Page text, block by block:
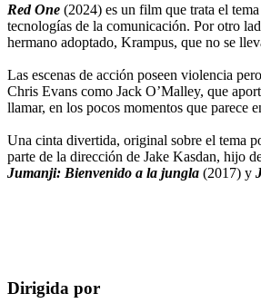
Red One (2024) es un film que trata el
tecnologías de la comunicación. Por otro
hermano adoptado, Krampus, que no se
Las escenas de acción poseen violencia
Chris Evans como Jack O’Malley, que
llamar, en los pocos momentos que parece
Una cinta divertida, original sobre el tema
parte de la dirección de Jake Kasdan, hijo
Jumanji: Bienvenido a la jungla (2017) y
Dirigida por